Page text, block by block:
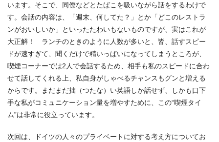
います。そこで、同僚などとたばこを吸いながら話をするわけで
す。会話の内容は、「週末、何してた？」とか「どこのレストラ
ンがおいしいか」といったたわいもないものですが、実はこれが
大正解！ ランチのときのように人数が多いと、皆、話すスピー
ドが速すぎて、聞くだけで精いっぱいになってしまうところが、
喫煙コーナーでは2人で会話するため、相手も私のスピードに合わ
せて話してくれる上、私自身がしゃべるチャンスもグンと増える
からです。まだまだ拙（つたな）い英語しか話せず、しかも口下
手な私がコミュニケーション量を増やすために、この“喫煙タイ
ム”は非常に役立っています。
次回は、ドイツの人々のプライベートに対する考え方についてお